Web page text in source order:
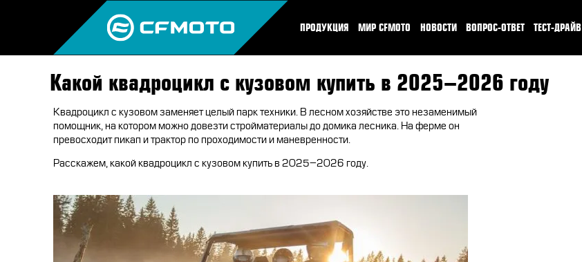
ПРОДУКЦИЯ
ЭКИПИРОВКА
АКСЕССУАРЫ
CFMOTO РЕКОМЕНДУЕТ
МИР CFMOTO
НАШИ ПОБЕДЫ
НОВОСТИ ВОПРОС-ОТВЕТ ТЕСТ-ДРАЙВ
Какой квадроцикл с кузовом купить в 2025–2026 году
Квадроцикл с кузовом заменяет целый парк техники. В лесном хозяйстве это незаменимый
помощник, на котором можно довезти стройматериалы до домика лесника. На ферме он
превосходит пикап и трактор по проходимости и маневренности.
Расскажем, какой квадроцикл с кузовом купить в 2025–2026 году.